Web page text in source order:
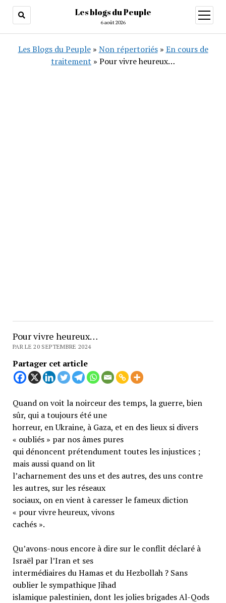
Les blogs du Peuple
6 août 2026
ouvrir
menu
Les Blogs du Peuple» Non répertoriés» En cours de
traitement » Pour vivre heureux…
Pour vivre heureux…
PAR LE 20 SEPTEMBRE 2024
Partager cet article
Quand on voit la noirceur des temps, la guerre, bien
sûr, qui a toujours été une
horreur, en Ukraine, à Gaza, et en des lieux si divers
« oubliés » par nos âmes pures
qui dénoncent prétendument toutes les injustices ;
mais aussi quand on lit
l’acharnement des uns et des autres, des uns contre
les autres, sur les réseaux
sociaux, on en vient à caresser le fameux diction
« pour vivre heureux, vivons
cachés ».
Qu’avons-nous encore à dire sur le conflit déclaré à
Israël par l’Iran et ses
intermédiaires du Hamas et du Hezbollah ? Sans
oublier le sympathique Jihad
islamique palestinien, dont les jolies brigades Al-Qods